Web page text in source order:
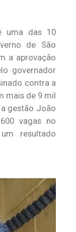
uma das 10
de São
a aprovação
governador
contra a
mais de 9 mil
gestão João
vagas no
resultado